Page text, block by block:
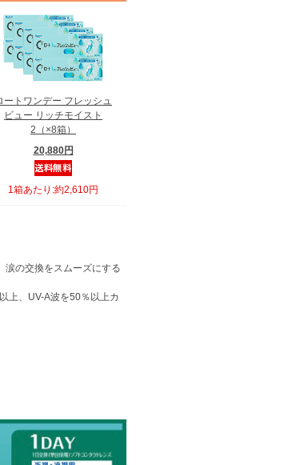
ートワンデー フレッシュ
ビュー リッチモイスト
2（×8箱）
20,880円
1箱あたり:約2,610円
涙の交換をスムーズにする
上、UV-A波を50％以上カ